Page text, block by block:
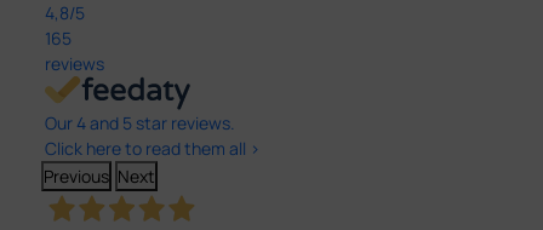
4,8/5
165
reviews
Our 4 and 5 star reviews.
Click here to read them all >
Previous Next